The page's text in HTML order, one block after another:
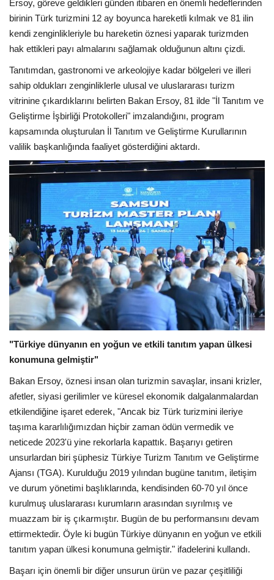
Ersoy, göreve geldikleri günden itibaren en önemli hedeflerinden
birinin Türk turizmini 12 ay boyunca hareketli kılmak ve 81 ilin
kendi zenginlikleriyle bu hareketin öznesi yaparak turizmden
hak ettikleri payı almalarını sağlamak olduğunun altını çizdi.
Tanıtımdan, gastronomi ve arkeolojiye kadar bölgeleri ve illeri
sahip oldukları zenginliklerle ulusal ve uluslararası turizm
vitrinine çıkardıklarını belirten Bakan Ersoy, 81 ilde "İl Tanıtım ve
Geliştirme İşbirliği Protokolleri" imzalandığını, program
kapsamında oluşturulan İl Tanıtım ve Geliştirme Kurullarının
valilik başkanlığında faaliyet gösterdiğini aktardı.
"Türkiye dünyanın en yoğun ve etkili tanıtım yapan ülkesi
konumuna gelmiştir"
Bakan Ersoy, öznesi insan olan turizmin savaşlar, insani krizler,
afetler, siyasi gerilimler ve küresel ekonomik dalgalanmalardan
etkilendiğine işaret ederek, "Ancak biz Türk turizmini ileriye
taşıma kararlılığımızdan hiçbir zaman ödün vermedik ve
neticede 2023'ü yine rekorlarla kapattık. Başarıyı getiren
unsurlardan biri şüphesiz Türkiye Turizm Tanıtım ve Geliştirme
Ajansı (TGA). Kurulduğu 2019 yılından bugüne tanıtım, iletişim
ve durum yönetimi başlıklarında, kendisinden 60-70 yıl önce
kurulmuş uluslararası kurumların arasından sıyrılmış ve
muazzam bir iş çıkarmıştır. Bugün de bu performansını devam
ettirmektedir. Öyle ki bugün Türkiye dünyanın en yoğun ve etkili
tanıtım yapan ülkesi konumuna gelmiştir." ifadelerini kullandı.
Başarı için önemli bir diğer unsurun ürün ve pazar çeşitliliği